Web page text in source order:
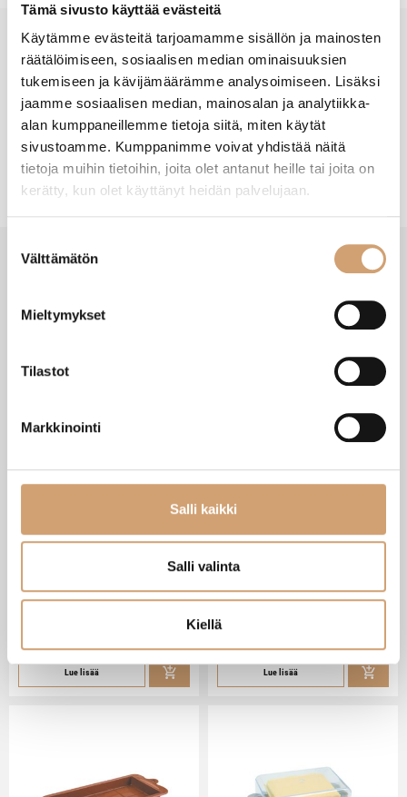
Tämä sivusto käyttää evästeitä
Käytämme evästeitä tarjoamamme sisällön ja mainosten
räätälöimiseen, sosiaalisen median ominaisuuksien
tukemiseen ja kävijämäärämme analysoimiseen. Lisäksi
jaamme sosiaalisen median, mainosalan ja analytiikka-
alan kumppaneillemme tietoja siitä, miten käytät
sivustoamme. Kumppanimme voivat yhdistää näitä
tietoja muihin tietoihin, joita olet antanut heille tai joita on
kerätty, kun olet käyttänyt heidän palvelujaan.
valinta
Välttämätön
Mieltymykset
Tilastot
Markkinointi
Salli kaikki
Salli valinta
Kiellä
- Tuotteesta ei ole vielä arvosteluja -
New content loaded
Heti saatavilla verkkokaupasta
Lue lisää
Ibili Sushisetti
Heti saatavilla verkkokaupasta
Lue lisää